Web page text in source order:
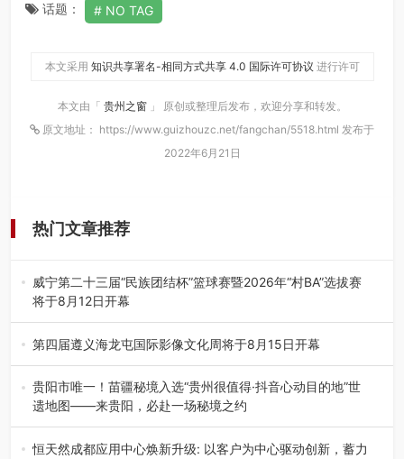
话题： NO TAG
本文采用 知识共享署名-相同方式共享 4.0 国际许可协议 进行许可
本文由「 贵州之窗 」 原创或整理后发布，欢迎分享和转发。
原文地址： https://www.guizhouzc.net/fangchan/5518.html 发布于
2022年6月21日
热门文章推荐
威宁第二十三届“民族团结杯”篮球赛暨2026年“村BA”选拔赛
将于8月12日开幕
8月7日，威宁彝族回族苗族自治县第二十三届“民族团结
杯”篮球赛暨2026年“村B…
第四届遵义海龙屯国际影像文化周将于8月15日开幕
8月7日，第四届遵义海龙屯国际影像文化周媒体通气会在世
界文化遗产地海龙屯核心景区…
贵阳市唯一！苗疆秘境入选“贵州很值得·抖音心动目的地”世
遗地图——来贵阳，必赴一场秘境之约
2026年7月21日，2026年“贵州很值得”暨抖音“心动目的
地”（贵州站）主题…
恒天然成都应用中心焕新升级: 以客户为中心驱动创新，蓄力